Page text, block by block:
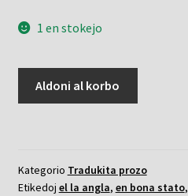
1 en stokejo
kvanto
Aldoni al korbo
Kategorio Tradukita prozo
Etikedoj el la angla, en bona stato,